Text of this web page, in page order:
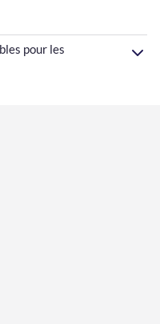
pour les